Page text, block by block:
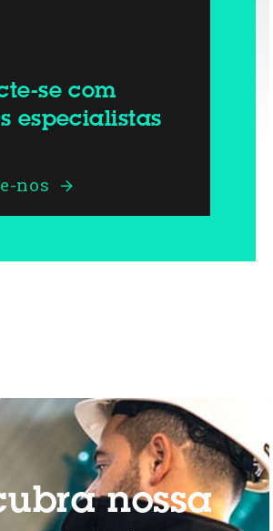
se com
especialistas
nos
nossa